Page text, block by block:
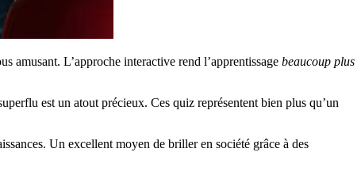
amusant. L’approche interactive rend l’apprentissage beaucoup plus
est un atout précieux. Ces quiz représentent bien plus qu’un
Un excellent moyen de briller en société grâce à des